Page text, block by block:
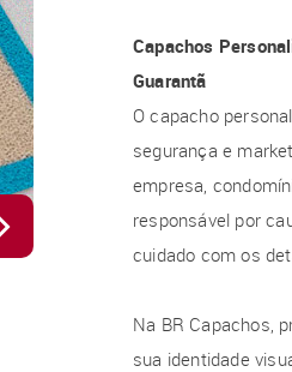
Capachos
Guarantã
O capacho
segurança e
empresa,
responsável por
cuidado com os
Na BR Capachos,
sua identidade